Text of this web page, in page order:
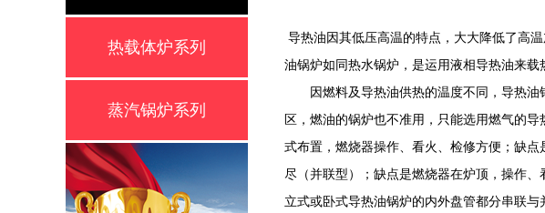
热载体炉系列
蒸汽锅炉系列
导热油因其低压高温的特点，大大降低了高
油锅炉如同热水锅炉，是运用液相导热油来载
因燃料及导热油供热的温度不同，导热油
区，燃油的锅炉也不准用，只能选用燃气的
式布置，燃烧器操作、看火、检修方便；缺
尽（并联型）；缺点是燃烧器在炉顶，操作
立式或卧式导热油锅炉的内外盘管都分串联与